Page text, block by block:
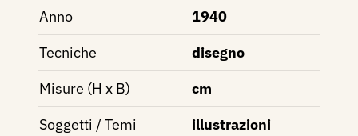
Anno
1940
Tecniche
disegno
Misure (H x B)
cm
Soggetti / Temi
illustrazioni